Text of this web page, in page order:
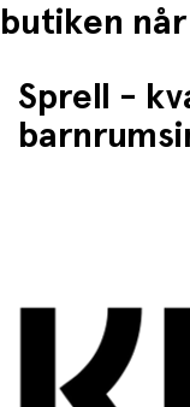
butiken
Sprell -